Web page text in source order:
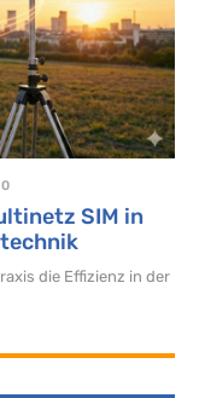
0
SIM in
die Effizienz in der